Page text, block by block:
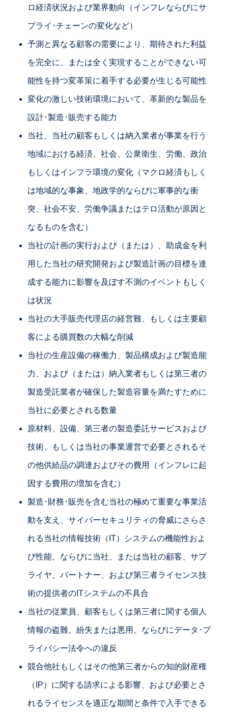
ロ経済状況および業界動向（インフレならびにサ
プライ･チェーンの変化など）
予測と異なる顧客の需要により、期待された利益
を完全に、または全く実現することができない可
能性を持つ変革策に着手する必要が生じる可能性
変化の激しい技術環境において、革新的な製品を
設計･製造･販売する能力
当社、当社の顧客もしくは納入業者が事業を行う
地域における経済、社会、公衆衛生、労働、政治
もしくはインフラ環境の変化（マクロ経済もしく
は地域的な事象、地政学的ならびに軍事的な衝
突、社会不安、労働争議またはテロ活動が原因と
なるものを含む）
当社の計画の実行および（または）、助成金を利
用した当社の研究開発および製造計画の目標を達
成する能力に影響を及ぼす不測のイベントもしく
は状況
当社の大手販売代理店の経営難、もしくは主要顧
客による購買数の大幅な削減
当社の生産設備の稼働力、製品構成および製造能
力、および（または）納入業者もしくは第三者の
製造受託業者が確保した製造容量を満たすために
当社に必要とされる数量
原材料、設備、第三者の製造委託サービスおよび
技術、もしくは当社の事業運営で必要とされるそ
の他供給品の調達およびその費用（インフレに起
因する費用の増加を含む）
製造･財務･販売を含む当社の極めて重要な事業活
動を支え、サイバーセキュリティの脅威にさらさ
れる当社の情報技術（IT）システムの機能性およ
び性能、ならびに当社、または当社の顧客、サプ
ライヤ、パートナー、および第三者ライセンス技
術の提供者のITシステムの不具合
当社の従業員、顧客もしくは第三者に関する個人
情報の盗難、紛失または悪用、ならびにデータ･プ
ライバシー法令への違反
競合他社もしくはその他第三者からの知的財産権
（IP）に関する請求による影響、および必要とさ
れるライセンスを適正な期間と条件で入手できる